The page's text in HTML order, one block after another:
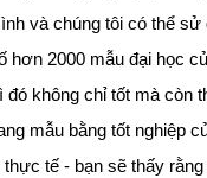
và chúng tôi có thể sử
hơn 2000 mẫu đại học
đó không chỉ tốt mà còn
mẫu bằng tốt nghiệp
tế - bạn sẽ thấy